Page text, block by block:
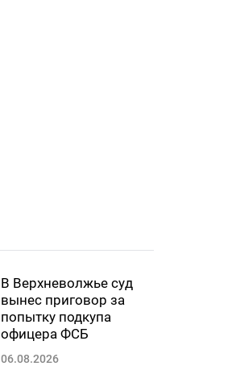
В Верхневолжье суд
вынес приговор за
попытку подкупа
офицера ФСБ
06.08.2026